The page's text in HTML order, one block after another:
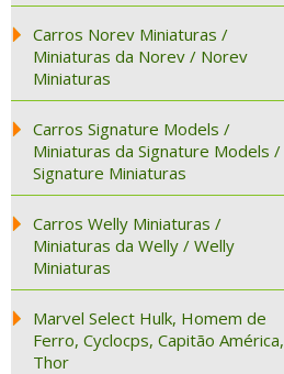
Carros Norev Miniaturas /
Miniaturas da Norev / Norev
Miniaturas
Carros Signature Models /
Miniaturas da Signature Models /
Signature Miniaturas
Carros Welly Miniaturas /
Miniaturas da Welly / Welly
Miniaturas
Marvel Select Hulk, Homem de
Ferro, Cyclocps, Capitão América,
Thor